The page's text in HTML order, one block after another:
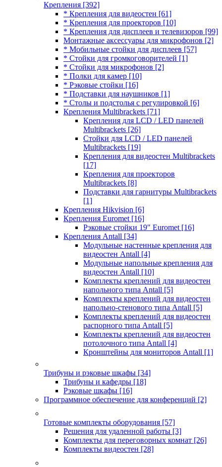
Крепления [392]
* Крепления для видеостен [61]
* Крепления для проекторов [10]
* Крепления для дисплеев и телевизоров [99]
Монтажные аксессуары для микрофонов [2]
* Мобильные стойки для дисплеев [57]
* Стойки для громкоговорителей [1]
* Стойки для микрофонов [2]
* Полки для камер [10]
* Рэковые стойки [16]
* Подставки для наушников [1]
* Столы и подстолья с регулировкой [6]
Крепления Multibrackets [71]
Крепления для LCD / LED панелей
Multibrackets [26]
Стойки для LCD / LED панелей
Multibrackets [19]
Крепления для видеостен Multibrackets
[17]
Крепления для проекторов
Multibrackets [8]
Подставки для гарнитуры Multibrackets
[1]
Крепления Hikvision [6]
Крепления Euromet [16]
Рэковые стойки 19" Euromet [16]
Крепления Antall [34]
Модульные настенные крепления для
видеостен Antall [4]
Модульные напольные крепления для
видеостен Antall [10]
Комплекты креплений для видеостен
напольного типа Antall [5]
Комплекты креплений для видеостен
напольно-стенового типа Antall [5]
Комплекты креплений для видеостен
распорного типа Antall [5]
Комплекты креплений для видеостен
потолочного типа Antall [4]
Кронштейны для мониторов Antall [1]
Трибуны и рэковые шкафы [34]
Трибуны и кафедры [18]
Рэковые шкафы [16]
Программное обеспечение для конференций [2]
Готовые комплекты оборудования [57]
Решения для удаленной работы [3]
Комплекты для переговорных комнат [26]
Комплекты видеостен [28]